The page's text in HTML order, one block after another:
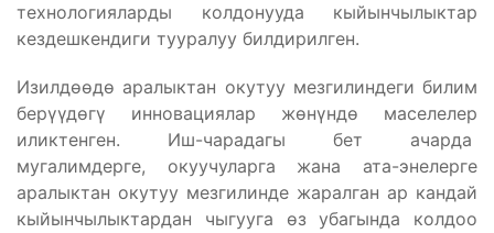
технологияларды колдонууда кыйынчылыктар
кездешкендиги тууралуу билдирилген.
Изилдөөдө аралыктан окутуу мезгилиндеги билим
берүүдөгү инновациялар жөнүндө маселелер
иликтенген. Иш-чарадагы бет ачарда
мугалимдерге, окуучуларга жана ата-энелерге
аралыктан окутуу мезгилинде жаралган ар кандай
кыйынчылыктардан чыгууга өз убагында колдоо